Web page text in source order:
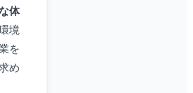
体
境
を
め